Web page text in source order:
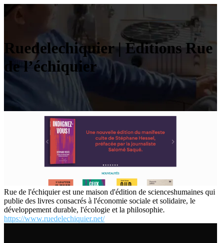
Ruedelechi­quier | Éditions Rue
de l’échiquier
Rue de l'échiquier est une maison d'édition de scienceshumaines qui
publie des livres consacrés à l'économie sociale et solidaire, le
développement durable, l'écologie et la philosophie.
https://www.ruedelechiquier.net/